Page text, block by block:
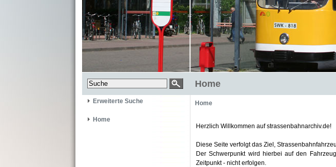
Home
Erweiterte Suche
Home
Home
Herzlich Willkommen auf strassenbahnarchiv.de!
Diese Seite verfolgt das Ziel,
Der Schwerpunkt wird hierbei auf den
Zeitpunkt - nicht erfolgen.